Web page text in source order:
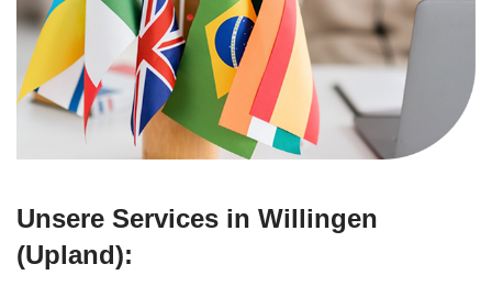
Unsere Services in Willingen
(Upland):